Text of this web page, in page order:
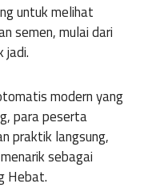
untuk melihat
semen, mulai dari
jadi.
modern yang
para peserta
praktik langsung,
sebagai
Hebat.